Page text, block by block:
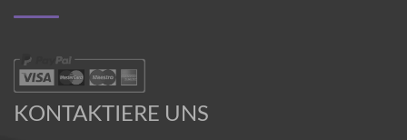
KONTAKTIERE UNS